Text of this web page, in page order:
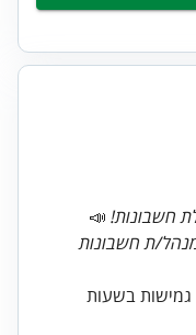
חשבונות!
ת חשבונות
בשעות